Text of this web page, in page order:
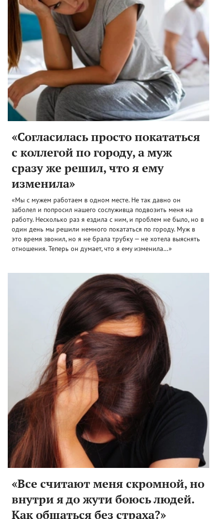
«Согласилась просто покататься
с коллегой по городу, а муж
сразу же решил, что я ему
изменила»
«Мы с мужем работаем в одном месте. Не так давно он
заболел и попросил нашего сослуживца подвозить меня на
работу. Несколько раз я ездила с ним, и проблем не было, но в
один день мы решили немного покататься по городу. Муж в
это время звонил, но я не брала трубку — не хотела выяснять
отношения. Теперь он думает, что я ему изменила…»
«Все считают меня скромной, но
внутри я до жути боюсь людей.
Как общаться без страха?»